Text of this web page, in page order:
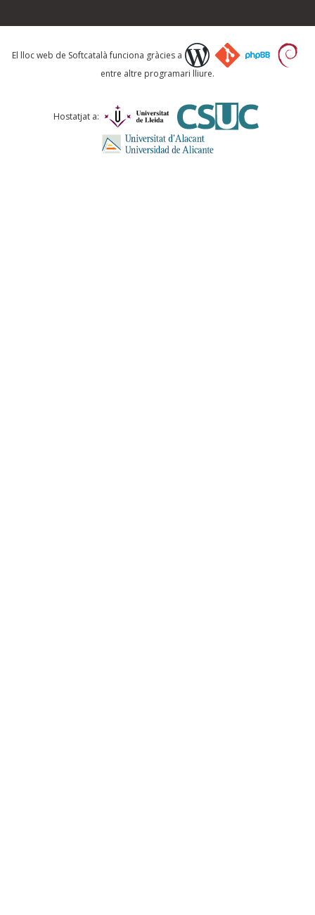
Què proposeu?
Comentari *
El lloc web de Softcatalà funciona gràcies a
entre altre programari lliure.
Hostatjat a: